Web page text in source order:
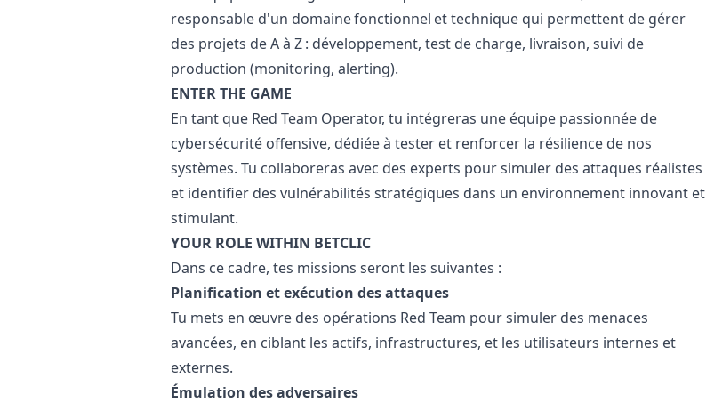
responsable d'un domaine fonctionnel et technique qui permettent de gérer
des projets de A à Z : développement, test de charge, livraison, suivi de
production (monitoring, alerting).
ENTER THE GAME
En tant que Red Team Operator, tu intégreras une équipe passionnée de
cybersécurité offensive, dédiée à tester et renforcer la résilience de nos
systèmes. Tu collaboreras avec des experts pour simuler des attaques réalistes
et identifier des vulnérabilités stratégiques dans un environnement innovant et
stimulant.
YOUR ROLE WITHIN BETCLIC
Dans ce cadre, tes missions seront les suivantes :
Planification et exécution des attaques
Tu mets en œuvre des opérations Red Team pour simuler des menaces
avancées, en ciblant les actifs, infrastructures, et les utilisateurs internes et
externes.
Émulation des adversaires